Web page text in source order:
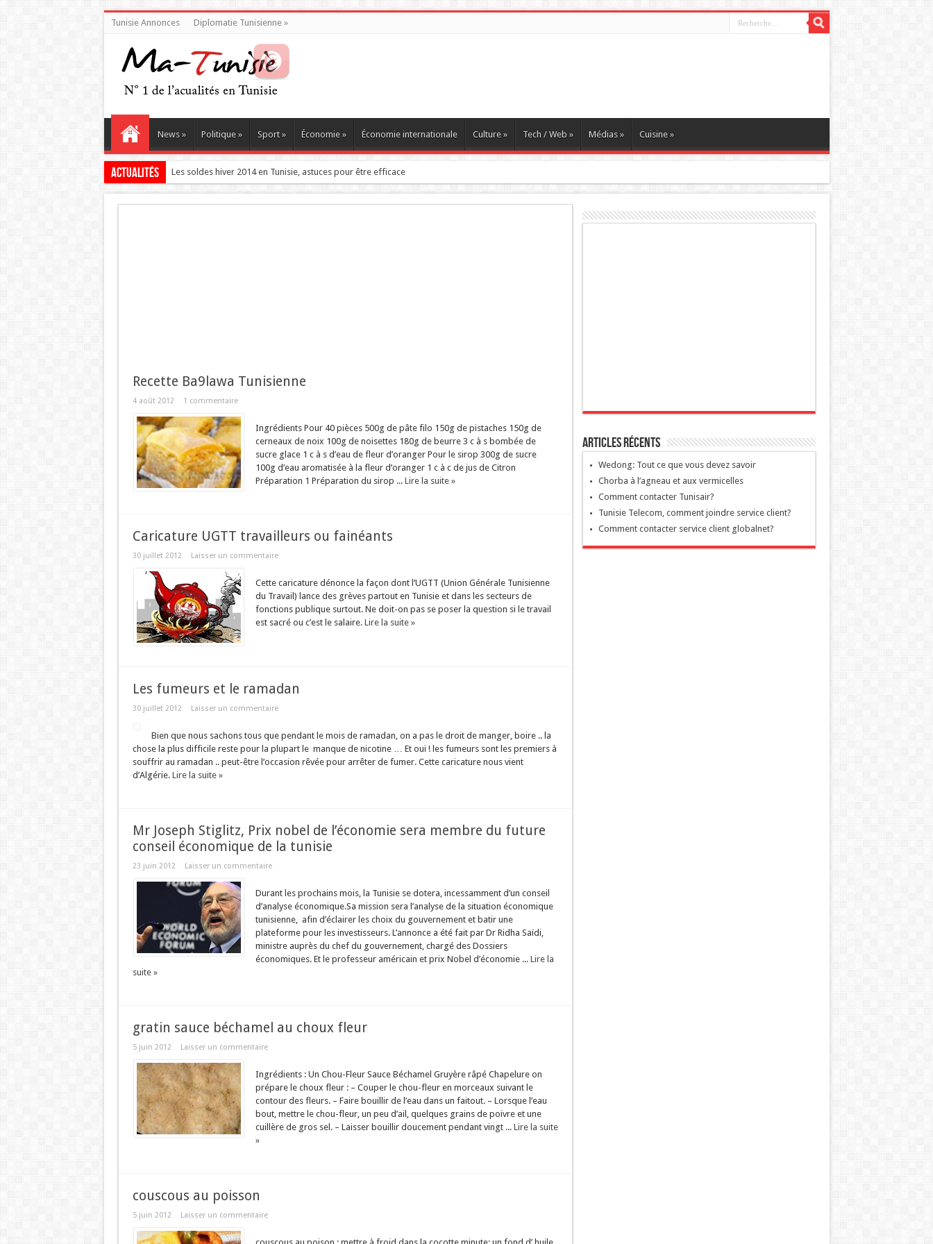
Tunisie Annonces Diplomatie Tunisienne »
News » Politique » Sport » Économie » Économie internationale Culture » Tech / Web » Médias » Cuisine »
Actualités Types contrats pr
Recette Ba9lawa Tunisienne
4 août 2012 1 commentaire
Ingrédients Pour 40 pièces 500g de pâte filo 150g de pistaches 150g de
cerneaux de noix 100g de noisettes 180g de beurre 3 c à s bombée de
sucre glace 1 c à s d’eau de fleur d’oranger Pour le sirop 300g de sucre
100g d’eau aromatisée à la fleur d’oranger 1 c à c de jus de Citron
Préparation 1 Préparation du sirop ... Lire la suite »
Caricature UGTT travailleurs ou fainéants
30 juillet 2012 Laisser un commentaire
Cette caricature dénonce la façon dont l’UGTT (Union Générale Tunisienne
du Travail) lance des grèves partout en Tunisie et dans les secteurs de
fonctions publique surtout. Ne doit-on pas se poser la question si le travail
est sacré ou c’est le salaire. Lire la suite »
Les fumeurs et le ramadan
30 juillet 2012 Laisser un commentaire
Bien que nous sachons tous que pendant le mois de ramadan, on a pas le droit de manger, boire .. la
chose la plus difficile reste pour la plupart le manque de nicotine … Et oui ! les fumeurs sont les premiers à
souffrir au ramadan .. peut-être l’occasion rêvée pour arrêter de fumer. Cette caricature nous vient
d’Algérie. Lire la suite »
Mr Joseph Stiglitz, Prix nobel de l’économie sera membre du future
conseil économique de la tunisie
23 juin 2012 Laisser un commentaire
Durant les prochains mois, la Tunisie se dotera, incessamment d’un conseil
d’analyse économique.Sa mission sera l’analyse de la situation économique
tunisienne, afin d’éclairer les choix du gouvernement et batir une
plateforme pour les investisseurs. L’annonce a été fait par Dr Ridha Saïdi,
ministre auprès du chef du gouvernement, chargé des Dossiers
économiques. Et le professeur américain et prix Nobel d’économie ... Lire la
suite »
gratin sauce béchamel au choux fleur
5 juin 2012 Laisser un commentaire
Ingrédients : Un Chou-Fleur Sauce Béchamel Gruyère râpé Chapelure on
prépare le choux fleur : – Couper le chou-fleur en morceaux suivant le
contour des fleurs. – Faire bouillir de l’eau dans un faitout. – Lorsque l’eau
bout, mettre le chou-fleur, un peu d’ail, quelques grains de poivre et une
cuillère de gros sel. – Laisser bouillir doucement pendant vingt ... Lire la suite
»
couscous au poisson
5 juin 2012 Laisser un commentaire
Articles récents
Wedong: Tout ce que vous devez savoir
Chorba à l’agneau et aux vermicelles
Comment contacter Tunisair?
Tunisie Telecom, comment joindre service client?
Comment contacter service client globalnet?